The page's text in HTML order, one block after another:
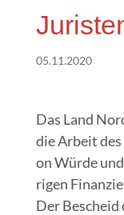
05.11.2020
Das Land
die Arbeit
on Wür­de
ri­gen
Der